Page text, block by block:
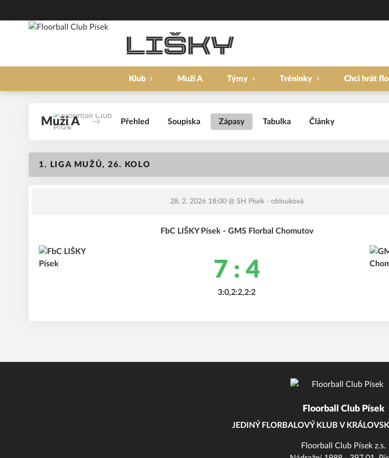
Klub Muži A Týmy Tréninky Chci hrát
Muži A Přehled Soupiska Zápasy Tabulka Články
1. LIGA MUŽŮ, 26. KOLO
28. 2. 2026 18:00@ SH Písek - oblouková
FbC LIŠKY Písek - GMS Florbal Chomutov
7 : 4
3:0,2:2,2:2
Floorball Club Písek
JEDINÝ FLORBALOVÝ KLUB V
Floorball Club Písek z.s.